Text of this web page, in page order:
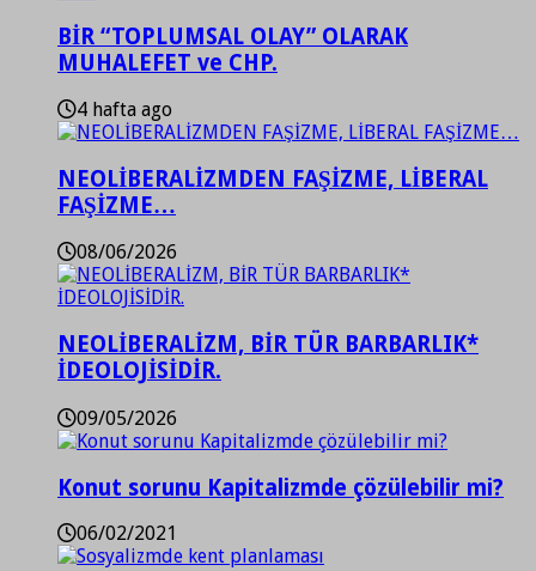
BİR “TOPLUMSAL OLAY” OLARAK
MUHALEFET ve CHP.
4 hafta ago
NEOLİBERALİZMDEN FAŞİZME, LİBERAL
FAŞİZME…
08/06/2026
NEOLİBERALİZM, BİR TÜR BARBARLIK*
İDEOLOJİSİDİR.
09/05/2026
Konut sorunu Kapitalizmde çözülebilir mi?
06/02/2021